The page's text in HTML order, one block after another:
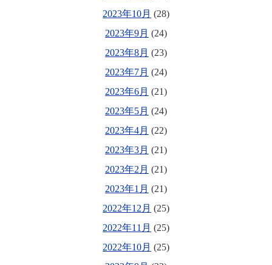
2023年10月 (28)
2023年9月 (24)
2023年8月 (23)
2023年7月 (24)
2023年6月 (21)
2023年5月 (24)
2023年4月 (22)
2023年3月 (21)
2023年2月 (21)
2023年1月 (21)
2022年12月 (25)
2022年11月 (25)
2022年10月 (25)